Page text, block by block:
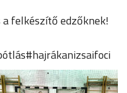
felkészítő edzőknek!